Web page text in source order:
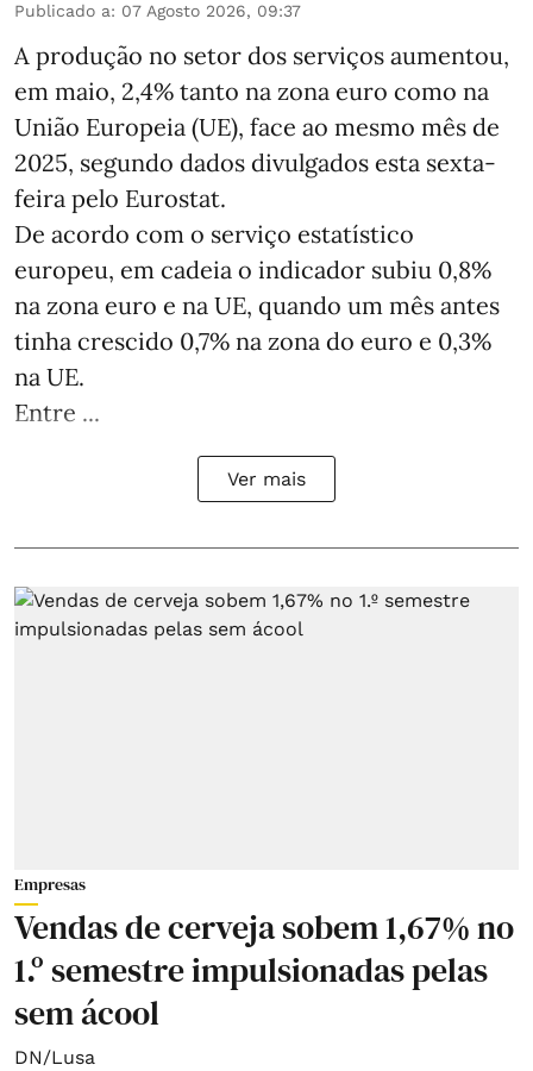
Publicado a: 07 Agosto 2026, 09:37
A produção no setor dos serviços aumentou,
em maio, 2,4% tanto na zona euro como na
União Europeia (UE), face ao mesmo mês de
2025, segundo dados divulgados esta sexta-
feira pelo Eurostat.
De acordo com o serviço estatístico
europeu, em cadeia o indicador subiu 0,8%
na zona euro e na UE, quando um mês antes
tinha crescido 0,7% na zona do euro e 0,3%
na UE.
Entre ...
Ver mais
Empresas
Vendas de cerveja sobem 1,67% no
1.º semestre impulsionadas pelas
sem ácool
DN/Lusa